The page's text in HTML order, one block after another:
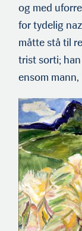
og med
for tydelig
måtte stå til
trist sorti;
ensom mann,